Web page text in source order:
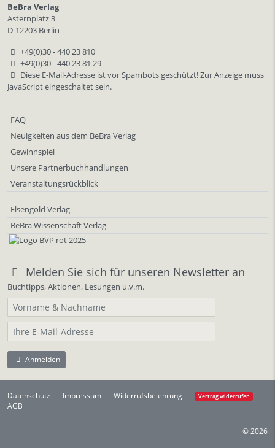
BeBra Verlag
Asternplatz 3
D-12203 Berlin
+49(0)30 - 440 23 810
+49(0)30 - 440 23 81 29
Diese E-Mail-Adresse ist vor Spambots geschützt! Zur Anzeige muss
JavaScript eingeschaltet sein.
FAQ
Neuigkeiten aus dem BeBra Verlag
Gewinnspiel
Unsere Partnerbuchhandlungen
Veranstaltungsrückblick
Elsengold Verlag
BeBra Wissenschaft Verlag
Melden Sie sich für unseren Newsletter an
Buchtipps, Aktionen, Lesungen u.v.m.
Anmelden
Datenschutz Impressum Widerrufsbelehrung Vertrag widerrufen
AGB
© 2026